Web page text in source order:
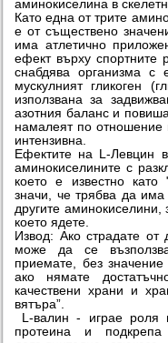
аминокиселина в
Като една от трите
е от съществено
има атлетично
ефект върху спортните
снабдява организма с
мускулният гликоген
използвана за
азотния баланс и
намалеят по отношение
интензивна.
Ефектите на L-Левцин
аминокиселините с
което е известно като
значи, че трябва да
другите аминокиселини,
което ядете.
Извод: Ако страдате
може да се
приемате, без
ако нямате
качествени храни и
вятъра”.
L-валин - играе роля
протеина и